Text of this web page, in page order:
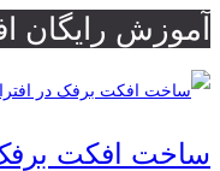
آموزش رایگان
ساخت افکت